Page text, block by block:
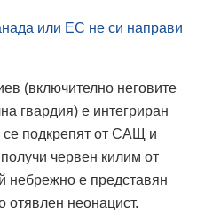
или ЕС не си направи
(включително неговите
гвардия) е интегриран
се подкрепят от САЩ и
червен килим от
небрежно е представян
отявлен неонацист.